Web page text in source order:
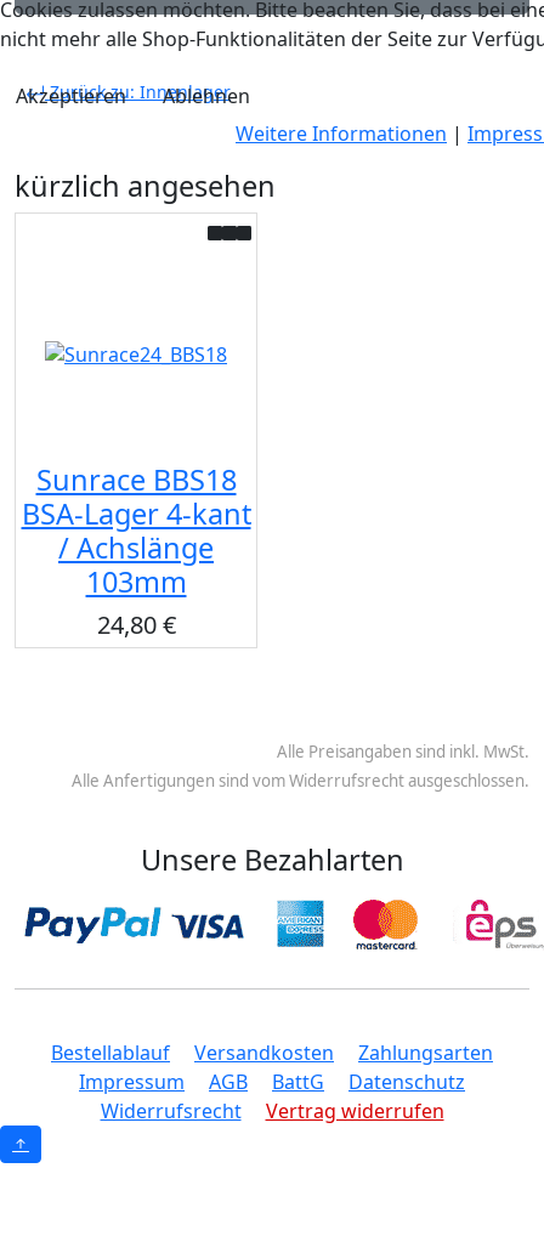
Zurück zu: Innenlager
kürzlich angesehen
Sunrace BBS18
BSA-Lager 4-kant
/ Achslänge
103mm
24,80 €
Alle Preisangaben sind inkl. MwSt.
Alle Anfertigungen sind vom Widerrufsrecht ausgeschlossen.
Unsere Bezahlarten
Bestellablauf Versandkosten
Zahlungsarten
Impressum
AGB BattG
Datenschutz
Widerrufsrecht
Vertrag widerrufen
Cookies zulassen möchten. Bitte beachten Sie, dass bei
nicht mehr alle Shop-Funktionalitäten der Seite zur
Akzeptieren
Ablehnen
Weitere Informationen |